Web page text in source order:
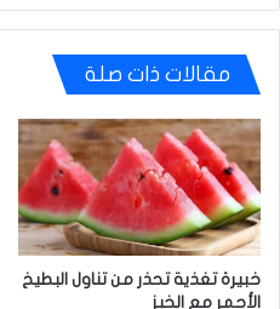
مقالات ذات صلة
خبيرة تغذية تحذر من تناول البطيخ
الأحمر مع الخبز